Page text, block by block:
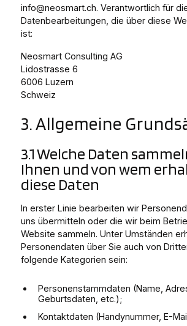
info@neosmart.ch. Verantwortlich für
Datenbearbeitungen, die über diese
ist:
Neosmart Consulting AG
Lidostrasse 6
6006 Luzern
Schweiz
3. Allgemeine
3.1 Welche Daten
Ihnen und von wem
diese Daten
In erster Linie bearbeiten wir
uns übermitteln oder die wir beim
Website sammeln. Unter Umständen
Personendaten über Sie auch von
folgende Kategorien sein:
Personenstammdaten (Name,
Geburtsdaten, etc.);
Kontaktdaten (Handynummer, E-